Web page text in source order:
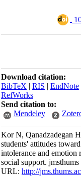
Download
BibTeX|RIS|
RefWorks
Send citation to:
Mendeley
Kor N,
students'
intolerance and
social support.
URL:http://